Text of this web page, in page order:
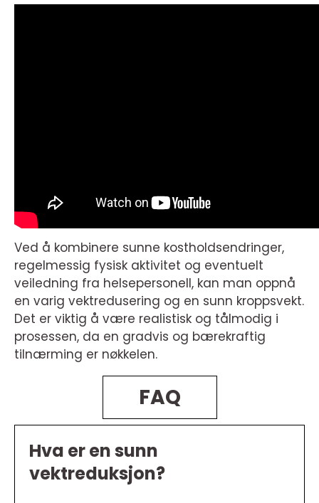
Ved å kombinere sunne kostholdsendringer,
regelmessig fysisk aktivitet og eventuelt
veiledning fra helsepersonell, kan man oppnå
en varig vektredusering og en sunn kroppsvekt.
Det er viktig å være realistisk og tålmodig i
prosessen, da en gradvis og bærekraftig
tilnærming er nøkkelen.
FAQ
Hva er en sunn
vektreduksjon?